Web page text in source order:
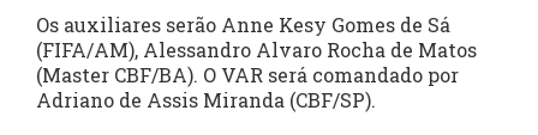
Os auxiliares serão Anne Kesy Gomes de Sá
(FIFA/AM), Alessandro Alvaro Rocha de Matos
(Master CBF/BA). O VAR será comandado por
Adriano de Assis Miranda (CBF/SP).